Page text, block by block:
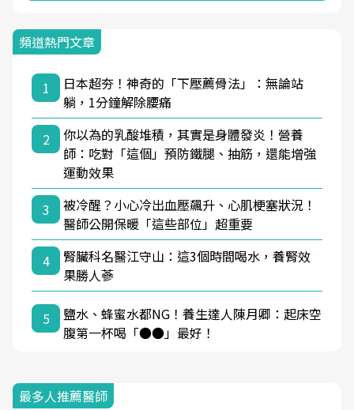
頻道熱門文章
1
日本超夯！神奇的「下壓薦骨法」：無論站
躺，1分鐘解除腰痛
2
你以為的乳酸堆積，其實是身體發炎！營養
師：吃對「這個」預防鐵腿、抽筋，還能增強
運動效果
3
被冷醒？小心冷出血壓飆升、心肌梗塞狀況！
醫師公開保暖「這些部位」超重要
4
腎臟科名醫江守山：這3個時間喝水，養腎效
果勝人蔘
5
鹽水、蜂蜜水都NG！養生達人陳月卿：起床空
腹第一杯喝「●●」最好！
最多人推薦醫師